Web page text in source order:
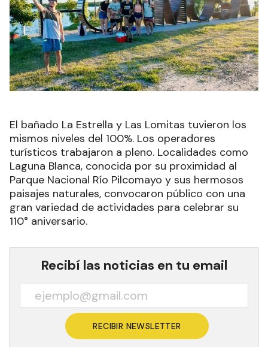
El bañado La Estrella y Las Lomitas tuvieron los
mismos niveles del 100%. Los operadores
turísticos trabajaron a pleno. Localidades como
Laguna Blanca, conocida por su proximidad al
Parque Nacional Río Pilcomayo y sus hermosos
paisajes naturales, convocaron público con una
gran variedad de actividades para celebrar su
110° aniversario.
Recibí las noticias en tu email
RECIBIR NEWSLETTER